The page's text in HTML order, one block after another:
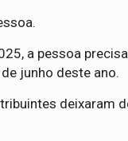
a pessoa
junho deste ano.
deixaram